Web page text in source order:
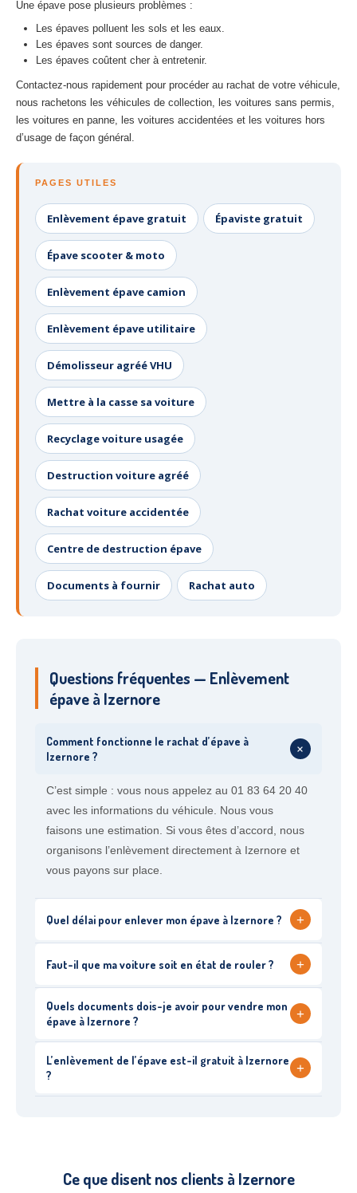
Une épave pose plusieurs problèmes :
Les épaves polluent les sols et les eaux.
Les épaves sont sources de danger.
Les épaves coûtent cher à entretenir.
Contactez-nous rapidement pour procéder au rachat de votre véhicule,
nous rachetons les véhicules de collection, les voitures sans permis,
les voitures en panne, les voitures accidentées et les voitures hors
d’usage de façon général.
PAGES UTILES
Enlèvement épave gratuit Épaviste gratuit
Épave scooter & moto
Enlèvement épave camion
Enlèvement épave utilitaire
Démolisseur agréé VHU
Mettre à la casse sa voiture
Recyclage voiture usagée
Destruction voiture agréé
Rachat voiture accidentée
Centre de destruction épave
Documents à fournir Rachat auto
Questions fréquentes — Enlèvement
épave à Izernore
Comment fonctionne le rachat d’épave à
Izernore ?
+
C’est simple : vous nous appelez au 01 83 64 20 40
avec les informations du véhicule. Nous vous
faisons une estimation. Si vous êtes d’accord, nous
organisons l’enlèvement directement à Izernore et
vous payons sur place.
Quel délai pour enlever mon épave à Izernore ? +
Faut-il que ma voiture soit en état de rouler ? +
Quels documents dois-je avoir pour vendre mon
épave à Izernore ?
+
L’enlèvement de l’épave est-il gratuit à Izernore
?
+
Ce que disent nos clients à Izernore